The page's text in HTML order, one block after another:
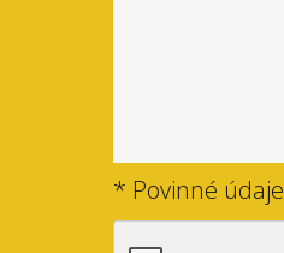
* Povinné údaje